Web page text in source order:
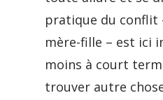
pratique du conflit
mère-fille – est ici
moins à court
trouver autre